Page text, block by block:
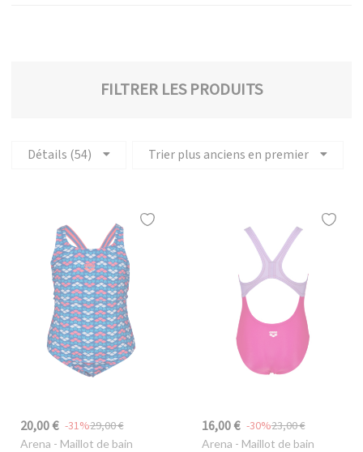
FILTRER LES PRODUITS
Détails (54) Trier plus anciens en premier
20,00 € 29,00 €
-31%
Arena - Maillot de bain
16,00 € 23,00 €
-30%
Arena - Maillot de bain